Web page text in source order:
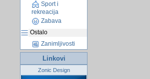
Sport i
rekreacija
Zabava
Ostalo
Zanimljivosti
Linkovi
Zonic Design